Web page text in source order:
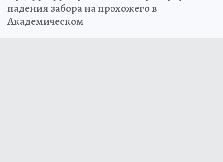
падения забора на прохожего в
Академическом